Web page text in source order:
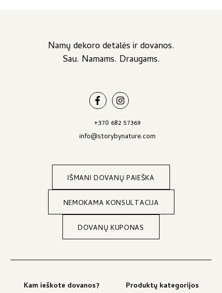
Namų dekoro detalės ir dovanos.
Sau. Namams. Draugams.
+370 682 57369
info@storybynature.com
IŠMANI DOVANŲ PAIEŠKA
NEMOKAMA KONSULTACIJA
DOVANŲ KUPONAS
Kam ieškote dovanos?
Produktų kategorijos